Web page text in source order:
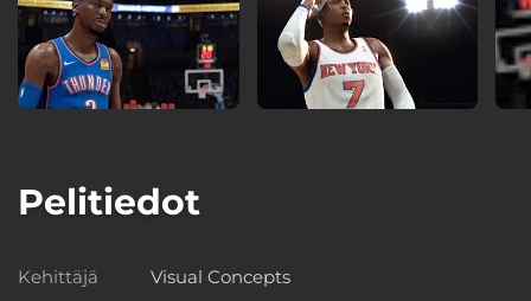
Pelitiedot
Kehittäjä Kehittäjä
Visual Concepts